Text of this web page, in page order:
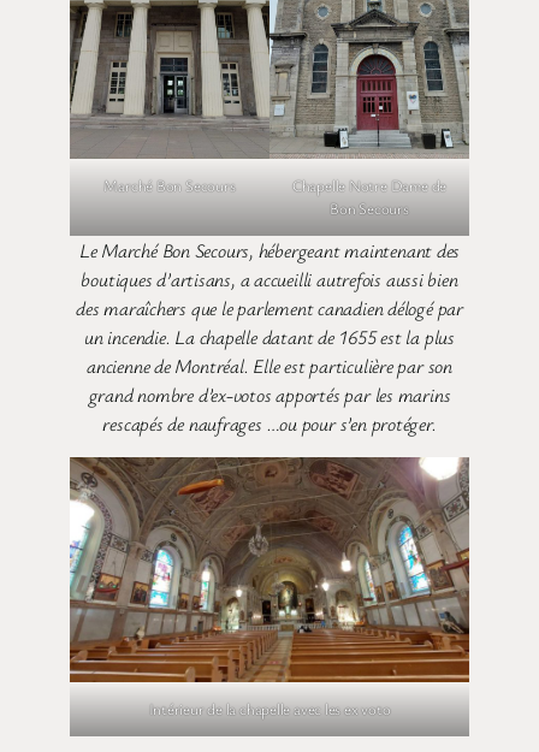
Marché Bon Secours
Chapelle Notre Dame de
Bon Secours
Le Marché Bon Secours, hébergeant maintenant des
boutiques d’artisans, a accueilli autrefois aussi bien
des maraîchers que le parlement canadien délogé par
un incendie. La chapelle datant de 1655 est la plus
ancienne de Montréal. Elle est particulière par son
grand nombre d’ex-votos apportés par les marins
rescapés de naufrages …ou pour s’en protéger.
Intérieur de la chapelle avec les ex voto